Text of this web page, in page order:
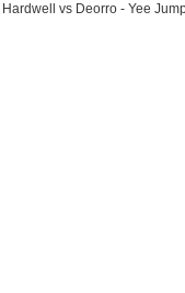
Hardwell vs Deorro - Yee